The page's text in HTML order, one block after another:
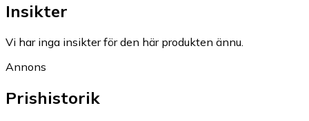
Insikter
Vi har inga insikter för den här produkten ännu.
Annons
Prishistorik